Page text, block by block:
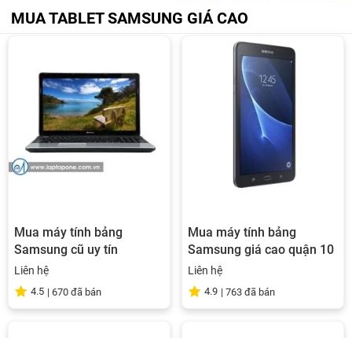
MUA TABLET SAMSUNG GIÁ CAO
Mua máy tính bảng
Samsung cũ uy tín
Liên hệ
4.5 | 670 đã bán
Mua máy tính bảng
Samsung giá cao quận 10
Liên hệ
4.9 | 763 đã bán